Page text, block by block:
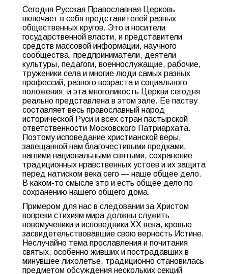
Сегодня Русская Православная Церковь
включает в себя представителей разных
общественных кругов. Это и носители
государственной власти, и представители
средств массовой информации, научного
сообщества, предприниматели, деятели
культуры, педагоги, военнослужащие, рабочие,
труженики села и многие люди самых разных
профессий, разного возраста и социального
положения; и эта многоликость Церкви сегодня
реально представлена в этом зале. Ее паству
составляет весь православный народ
исторической Руси и всех стран пастырской
ответственности Московского Патриархата.
Поэтому исповедание христианской веры,
завещанной нам благочестивыми предками,
нашими национальными святыми, сохранение
традиционных нравственных устоев и их защита
перед натиском века сего — наше общее дело.
В каком-то смысле это и есть общее дело по
сохранению нашего общего дома.
Примером для нас в следовании за Христом
вопреки стихиям мира должны служить
новомученики и исповедники XX века, кровью
засвидетельствовавшие свою верность Истине.
Неслучайно тема прославления и почитания
святых, особенно живших и пострадавших в
минувшее лихолетье, традиционно становилась
предметом обсуждения нескольких секций